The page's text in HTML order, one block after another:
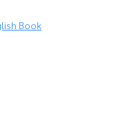
Book